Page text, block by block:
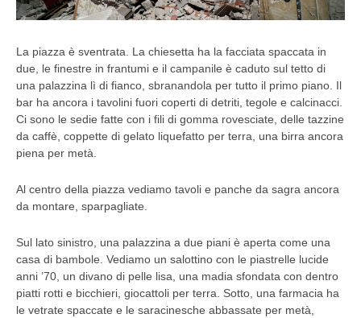
La piazza è sventrata. La chiesetta ha la facciata spaccata in
due, le finestre in frantumi e il campanile è caduto sul tetto di
una palazzina lì di fianco, sbranandola per tutto il primo piano. Il
bar ha ancora i tavolini fuori coperti di detriti, tegole e calcinacci.
Ci sono le sedie fatte con i fili di gomma rovesciate, delle tazzine
da caffè, coppette di gelato liquefatto per terra, una birra ancora
piena per metà.
Al centro della piazza vediamo tavoli e panche da sagra ancora
da montare, sparpagliate.
Sul lato sinistro, una palazzina a due piani è aperta come una
casa di bambole. Vediamo un salottino con le piastrelle lucide
anni ’70, un divano di pelle lisa, una madia sfondata con dentro
piatti rotti e bicchieri, giocattoli per terra. Sotto, una farmacia ha
le vetrate spaccate e le saracinesche abbassate per metà,